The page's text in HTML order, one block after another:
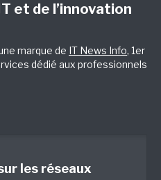
et de l’innovation
marque de IT News Info, 1er
dédié aux professionnels
les réseaux